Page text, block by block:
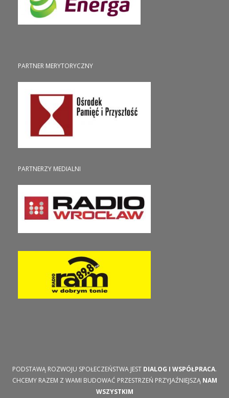
PARTNER MERYTORYCZNY
PARTNERZY MEDIALNI
PODSTAWĄ ROZWOJU SPOŁECZEŃSTWA JEST DIALOG I WSPÓŁPRACA.
CHCEMY RAZEM Z WAMI BUDOWAĆ PRZESTRZEŃ PRZYJAŹNIEJSZĄ NAM
WSZYSTKIM